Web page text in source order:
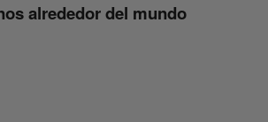
alrededor del mundo